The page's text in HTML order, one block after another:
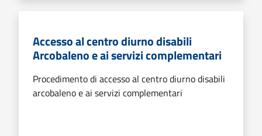
Accesso al centro diurno disabili
Arcobaleno e ai servizi complementari
Procedimento di accesso al centro diurno disabili
arcobaleno e ai servizi complementari